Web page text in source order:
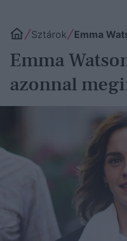
Sztárok Emma
Emma
azonnal